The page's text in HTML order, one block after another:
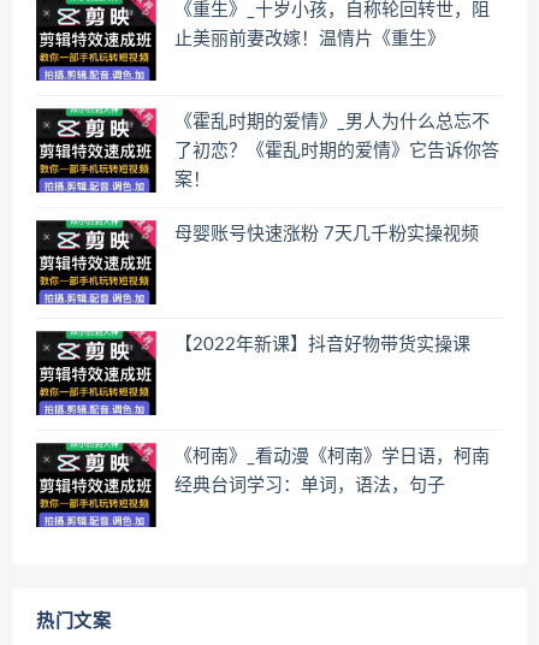
《重生》_十岁小孩，自称轮回转世，阻
止美丽前妻改嫁！温情片《重生》
《霍乱时期的爱情》_男人为什么总忘不
了初恋？《霍乱时期的爱情》它告诉你答
案！
母婴账号快速涨粉 7天几千粉实操视频
【2022年新课】抖音好物带货实操课
《柯南》_看动漫《柯南》学日语，柯南
经典台词学习：单词，语法，句子
热门文案